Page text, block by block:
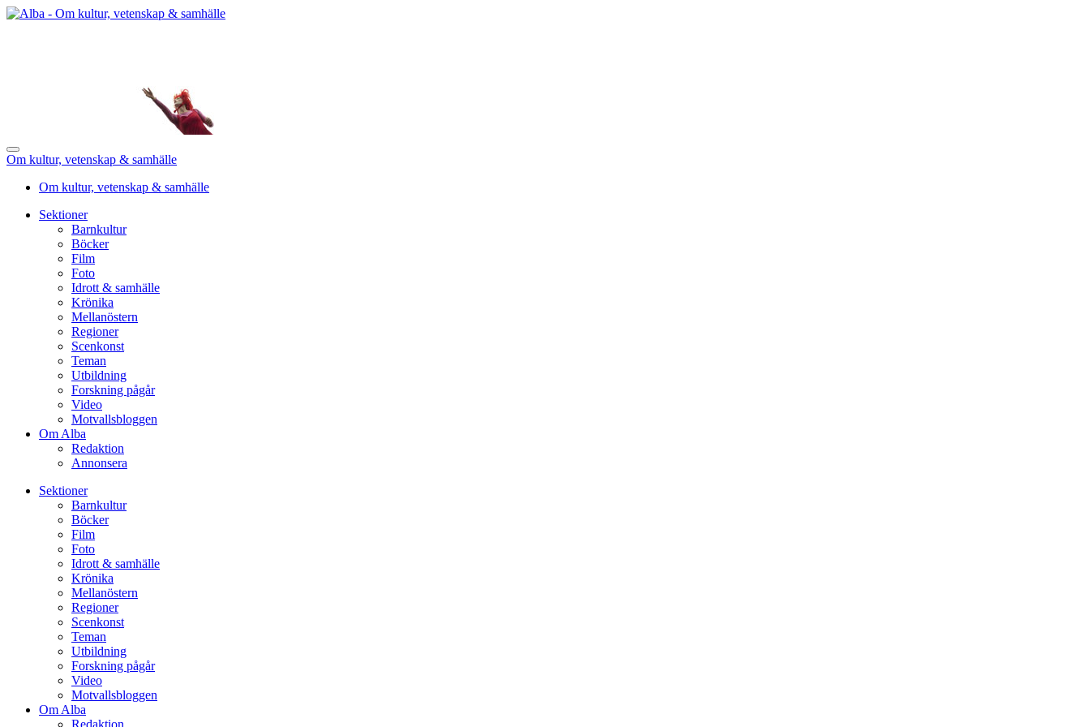
Om kultur, vetenskap & samhälle
Om kultur, vetenskap & samhälle
Sektioner
Barnkultur
Böcker
Film
Foto
Idrott & samhälle
Krönika
Mellanöstern
Regioner
Scenkonst
Teman
Utbildning
Forskning pågår
Video
Motvallsbloggen
Om Alba
Redaktion
Annonsera
Sektioner
Barnkultur
Böcker
Film
Foto
Idrott & samhälle
Krönika
Mellanöstern
Regioner
Scenkonst
Teman
Utbildning
Forskning pågår
Video
Motvallsbloggen
Om Alba
Redaktion